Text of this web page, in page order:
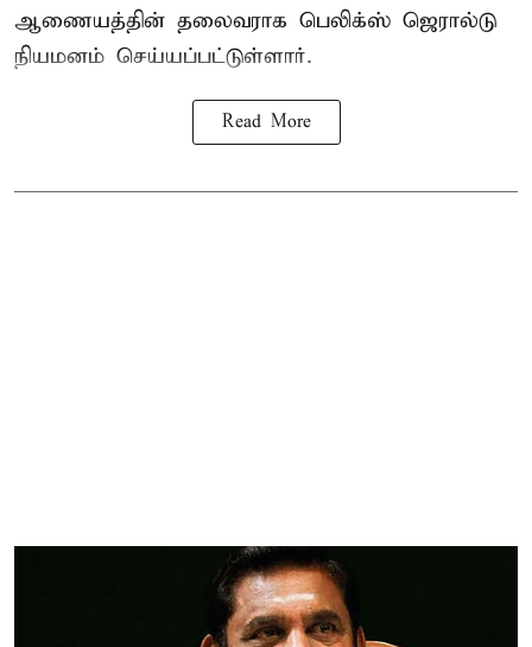
ஆணையத்தின் தலைவராக பெலிக்ஸ் ஜெரால்டு
நியமனம் செய்யப்பட்டுள்ளார்.
Read More